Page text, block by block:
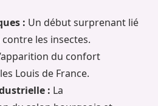
: Un début surprenant lié
les insectes.
du confort
Louis de France.
: La